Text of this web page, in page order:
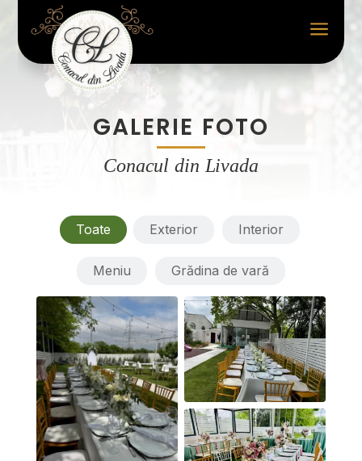
a
GALERIE FOTO
Conacul din Livada
Toate Exterior Interior
Meniu Grădina de vară